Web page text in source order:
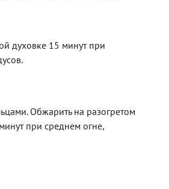
духовке 15 минут при
Обжарить на разогретом
при среднем огне,